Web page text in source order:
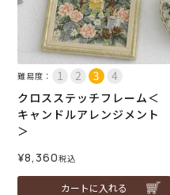
難易度：
クロスステッチフレーム＜
キャンドルアレンジメント
＞
¥8,360税込
カートに入れる